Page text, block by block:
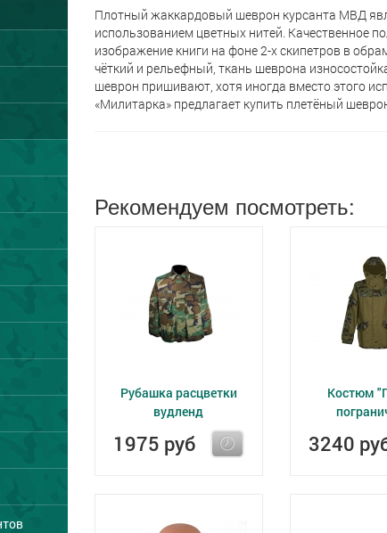
Плотный жаккардовый шеврон курсанта МВД
использованием цветных нитей. Качественное
изображение книги на фоне 2-х скипетров в
чёткий и рельефный, ткань шеврона
шеврон пришивают, хотя иногда вместо этого
«Милитарка» предлагает кyпить плетёный
Рекомендуем посмотреть:
Рубашка расцветки
вудленд
1975 руб
Костюм
3240